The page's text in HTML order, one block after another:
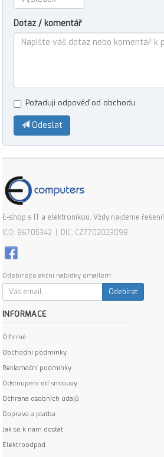
Dotaz / komentář
Požaduji odpověď od obchodu
Odeslat
E-shop s IT a elektronikou. Vždy najdeme řešení!
IČO: 86705342 | DIČ: CZ7702023098
Odebírejte akční nabídky emailem:
Odebírat
INFORMACE
O firmě
Obchodní podmínky
Reklamační podmínky
Odstoupení od smlouvy
Ochrana osobních údajů
Doprava a platba
Jak se k nám dostat
Elektroodpad